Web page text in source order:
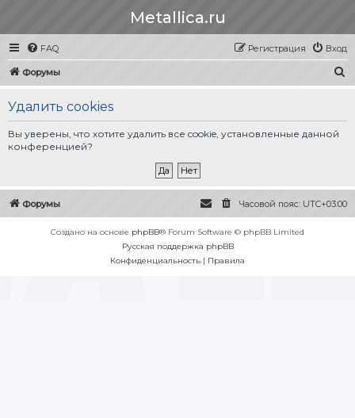
Metallica.ru
FAQ Вход
Регистрация
Форумы
Удалить cookies
Вы уверены, что хотите удалить все cookie, установленные данной
конференцией?
Форумы Часовой пояс: UTC+03:00
Создано на основе phpBB® Forum Software © phpBB Limited
Русская поддержка phpBB
Конфиденциальность | Правила